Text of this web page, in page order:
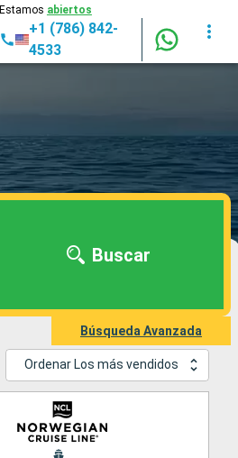
Estamos abiertos
+1 (786) 842-
4533
Buscar
Búsqueda Avanzada
Ordenar Los más vendidos